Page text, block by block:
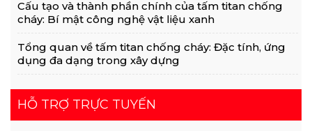
Cấu tạo và thành phần chính của tấm titan chống
cháy: Bí mật công nghệ vật liệu xanh
Tổng quan về tấm titan chống cháy: Đặc tính, ứng
dụng đa dạng trong xây dựng
HỖ TRỢ TRỰC TUYẾN